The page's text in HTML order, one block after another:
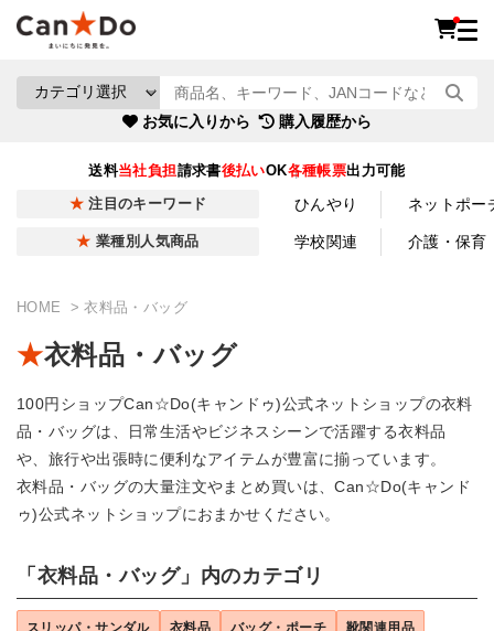
お気に入りから 購入履歴から
送料当社負担請求書後払いOK各種帳票出力可能
注目のキーワード ひんやり ネットポー
業種別人気商品 学校関連 介護・保育
HOME 衣料品・バッグ
衣料品・バッグ
100円ショップCan☆Do(キャンドゥ)公式ネットショップの衣料
品・バッグは、日常生活やビジネスシーンで活躍する衣料品
や、旅行や出張時に便利なアイテムが豊富に揃っています。
衣料品・バッグの大量注文やまとめ買いは、Can☆Do(キャンド
ゥ)公式ネットショップにおまかせください。
「衣料品・バッグ」内のカテゴリ
スリッパ・サンダル 衣料品 バッグ・ポーチ 靴関連用品